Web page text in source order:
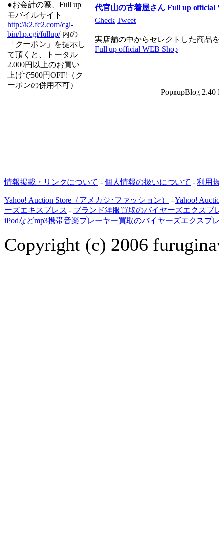
●お会計の際、Full up
モバイルサイト
http://k2.fc2.com/cgi-
bin/hp.cgi/fullup/内の
「クーポン」を提示し
て頂くと、トータル
2.000円以上のお買い
上げで500円OFF!（ク
ーポンの併用不可）
代官山の古着屋さん Full up official
Check Tweet
実店舗の中からセレクトした商品
Full up official WEB Shop
PopnupBlog 2.40
情報掲載・リンクについて - 個人情報の扱いについて - 利用
Yahoo! Auction Store（アメカジ･ファッション） -Yahoo!
ーズエキスプレス - ブランド洋服買取のバイヤーズエクスプ
iPodなどmp3携帯音楽プレーヤー買取のバイヤーズエクスプ
Copyright (c) 2006